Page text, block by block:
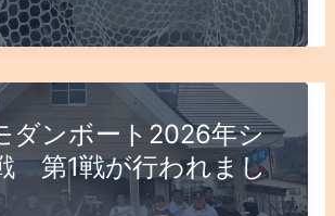
ダンボート2026年シ
第1戦が行われまし